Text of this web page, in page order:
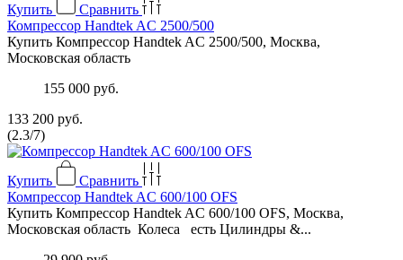
Купить
Сравнить
Компрессор Нandtek AC 2500/500
Купить Компрессор Нandtek AC 2500/500, Москва,
Московская область
155 000 руб.
133 200 руб.
(2.3/7)
Купить
Сравнить
Компрессор Handtek AC 600/100 OFS
Купить Компрессор Handtek AC 600/100 OFS, Москва,
Московская область Колеса есть Цилиндры &...